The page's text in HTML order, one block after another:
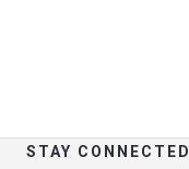
STAY CONNECTED